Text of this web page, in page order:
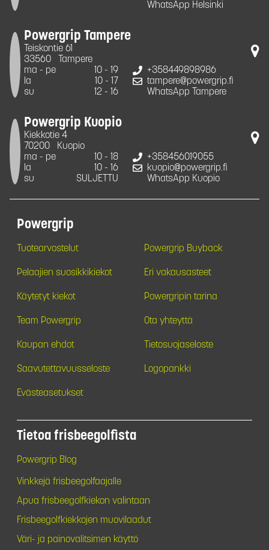
WhatsApp Helsinki
Powergrip Tampere
Teiskontie 61
33560
Tampere
ma - pe
10 - 19
la
10 - 17
su
12 - 16
+358449898986
tampere@powergrip.fi
WhatsApp Tampere
Powergrip Kuopio
Kiekkotie 4
70200
Kuopio
ma - pe
10 - 18
la
10 - 16
su
SULJETTU
+358456019055
kuopio@powergrip.fi
WhatsApp Kuopio
Powergrip
Tuotearvostelut Powergrip Buyback
Pelaajien suosikkikiekot Eri vakausasteet
Käytetyt kiekot Powergripin tarina
Team Powergrip Ota yhteyttä
Kaupan ehdot Tietosuojaseloste
Saavutettavuusseloste Logopankki
Evästeasetukset
Tietoa frisbeegolfista
Powergrip Blog
Vinkkejä frisbeegolfaajalle
Apua frisbeegolfkiekon valintaan
Frisbeegolfkiekkojen muovilaadut
Väri- ja painovalitsimen käyttö